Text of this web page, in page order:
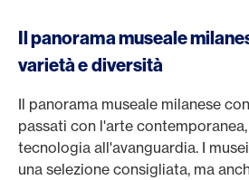
Il panorama museale
varietà e diversità
Il panorama museale milanese
passati con l'arte
tecnologia all'avanguardia. I
una selezione consigliata, ma